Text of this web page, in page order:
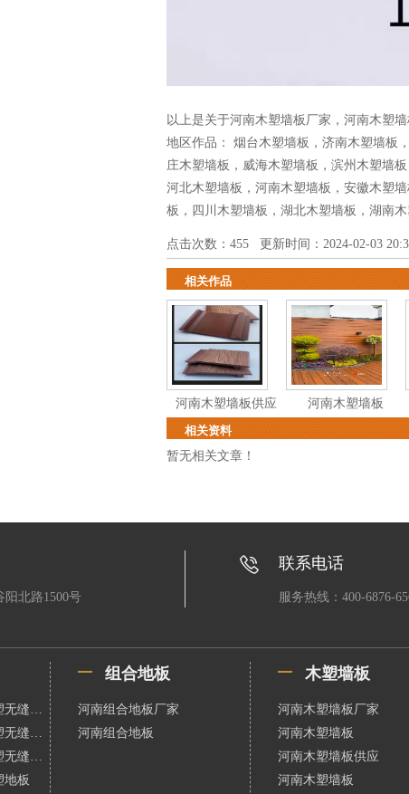
以上是关于河南木塑墙板厂家，河南木塑
地区作品： 烟台木塑墙板 ， 济南木塑墙板 ，
庄木塑墙板 ， 威海木塑墙板 ， 滨州木塑墙板
河北木塑墙板 ， 河南木塑墙板 ， 安徽木塑墙
板 ， 四川木塑墙板 ， 湖北木塑墙板 ， 湖南
点击次数： 455更新时间：2024-02-03
相关作品
河南木塑墙板供应 河南木塑墙板
相关资料
暂无相关文章！
阳北路1500号
联系电话
服务热线：400-6876-
河南二代共挤圆孔木塑无缝地板
河南二代共挤圆孔木塑无缝地板
河南二代共挤圆孔木塑无缝地板
地板
组合地板
河南组合地板厂家
河南组合地板
木塑墙板
河南木塑墙板厂家
河南木塑墙板
河南木塑墙板供应
河南木塑墙板